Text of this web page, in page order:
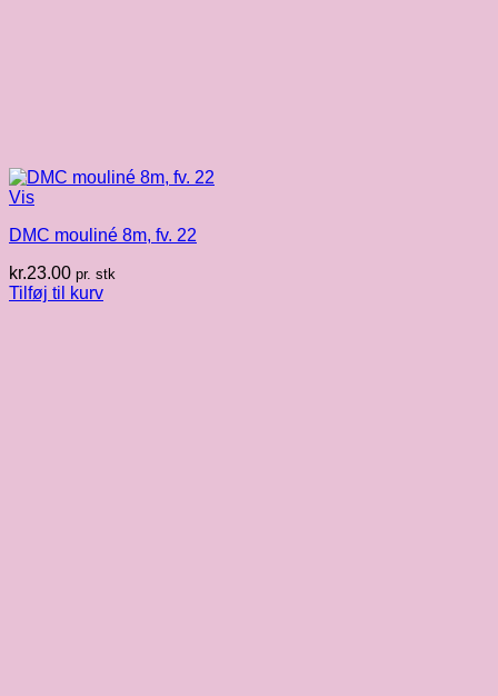
Vis
DMC mouliné 8m, fv. 22
kr.23.00 pr. stk
Tilføj til kurv